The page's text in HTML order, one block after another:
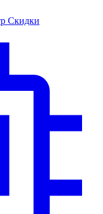
Скидки